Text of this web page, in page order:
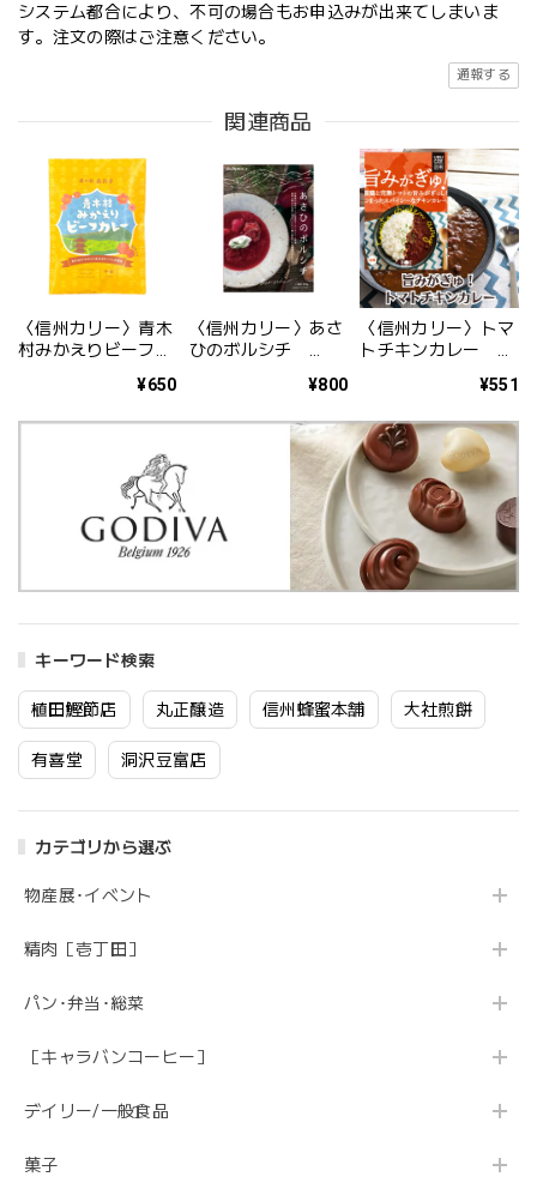
キーワード検索
植田鰹節店 丸正醸造 信州蜂蜜本舗 大社煎餅
有喜堂 洞沢豆富店
カテゴリから選ぶ
物産展･イベント
精肉［壱丁田］
パン･弁当･総菜
［キャラバンコーヒー］
デイリー/一般食品
菓子
システム都合により、不可の場合もお申込みが出来てしまいま
す。注文の際はご注意ください。
通報する
関連商品
〈信州カリー〉青木
村みかえりビーフカ
¥650
〈信州カリー〉あさ
ひのボルシチ
¥800
〈信州カリー〉トマ
トチキンカレー
¥551